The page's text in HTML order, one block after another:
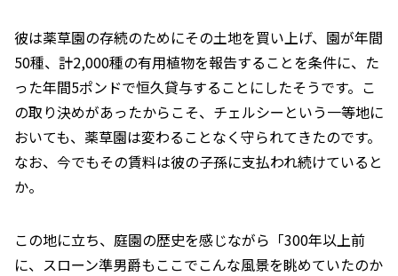
彼は薬草園の存続のためにその土地を買い上げ、園が年間
50種、計2,000種の有用植物を報告することを条件に、た
った年間5ポンドで恒久貸与することにしたそうです。こ
の取り決めがあったからこそ、チェルシーという一等地に
おいても、薬草園は変わることなく守られてきたのです。
なお、今でもその賃料は彼の子孫に支払われ続けていると
か。
この地に立ち、庭園の歴史を感じながら「300年以上前
に、スローン準男爵もここでこんな風景を眺めていたのか